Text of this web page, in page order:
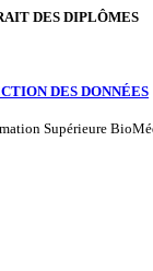
DES DIPLÔMES
DES DONNÉES
Supérieure